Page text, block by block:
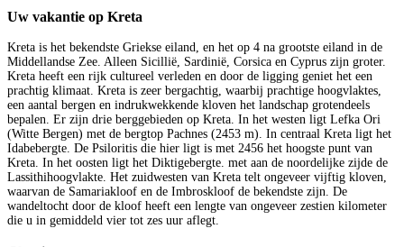
Uw vakantie op Kreta
Kreta is het bekendste Griekse eiland, en het op 4 na grootste eiland in de
Middellandse Zee. Alleen Sicillië, Sardinië, Corsica en Cyprus zijn groter.
Kreta heeft een rijk cultureel verleden en door de ligging geniet het een
prachtig klimaat. Kreta is zeer bergachtig, waarbij prachtige hoogvlaktes,
een aantal bergen en indrukwekkende kloven het landschap grotendeels
bepalen. Er zijn drie berggebieden op Kreta. In het westen ligt Lefka Ori
(Witte Bergen) met de bergtop Pachnes (2453 m). In centraal Kreta ligt het
Idabebergte. De Psiloritis die hier ligt is met 2456 het hoogste punt van
Kreta. In het oosten ligt het Diktigebergte. met aan de noordelijke zijde de
Lassithihoogvlakte. Het zuidwesten van Kreta telt ongeveer vijftig kloven,
waarvan de Samariakloof en de Imbroskloof de bekendste zijn. De
wandeltocht door de kloof heeft een lengte van ongeveer zestien kilometer
die u in gemiddeld vier tot zes uur aflegt.